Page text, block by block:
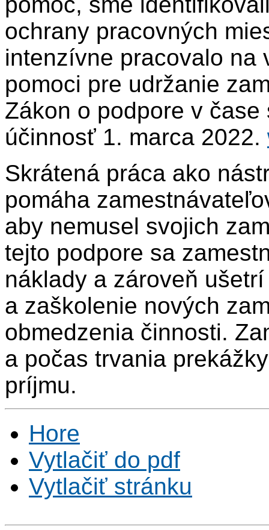
ochrany pracovných
intenzívne pracovalo na
pomoci pre udržanie
Zákon o podpore v
účinnosť 1. marca 2022.
Skrátená práca ako
pomáha
aby nemusel svojich
tejto podpore sa
náklady a zároveň
a zaškolenie nových
obmedzenia činnosti.
a počas trvania
príjmu.
Hore
Vytlačiť do pdf
Vytlačiť stránku